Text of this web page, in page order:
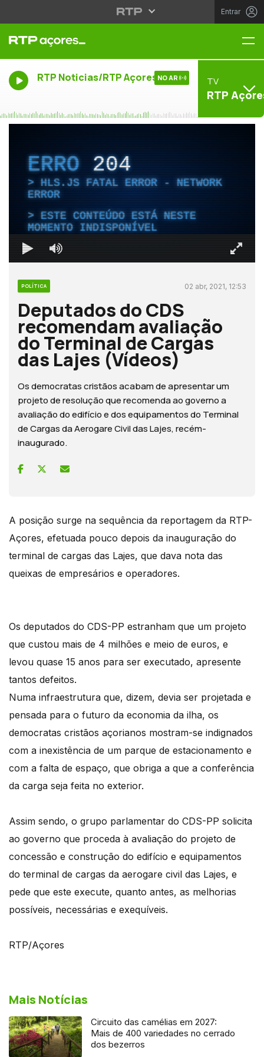
Entrar
RTP Noticias/RTP Açores NO AR TV
RTP
ERRO204
HLS.JS FATAL ERROR - NETWORK
ERROR
ESTE CONTEÚDO ESTÁ NESTE
MOMENTO INDISPONÍVEL
POLÍTICA 02 abr, 2021, 12:53
Deputados do CDS
recomendam avaliação
do Terminal de Cargas
das Lajes (Vídeos)
Os democratas cristãos acabam de apresentar um
projeto de resolução que recomenda ao governo a
avaliação do edifício e dos equipamentos do Terminal
de Cargas da Aerogare Civil das Lajes, recém-
inaugurado.
A posição surge na sequência da reportagem da RTP-
Açores, efetuada pouco depois da inauguração do
terminal de cargas das Lajes, que dava nota das
queixas de empresários e operadores.
Os deputados do CDS-PP estranham que um projeto
que custou mais de 4 milhões e meio de euros, e
levou quase 15 anos para ser executado, apresente
tantos defeitos.
Numa infraestrutura que, dizem, devia ser projetada e
pensada para o futuro da economia da ilha, os
democratas cristãos açorianos mostram-se indignados
com a inexistência de um parque de estacionamento e
com a falta de espaço, que obriga a que a conferência
da carga seja feita no exterior.
Assim sendo, o grupo parlamentar do CDS-PP solicita
ao governo que proceda à avaliação do projeto de
concessão e construção do edifício e equipamentos
do terminal de cargas da aerogare civil das Lajes, e
pede que este execute, quanto antes, as melhorias
possíveis, necessárias e exequíveis.
RTP/Açores
Mais Notícias
Circuito das camélias em 2027:
Mais de 400 variedades no cerrado
dos bezerros